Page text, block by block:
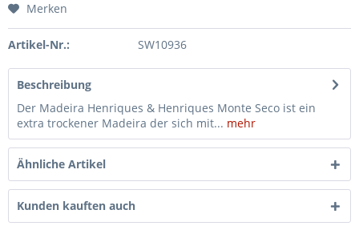
Merken
Artikel-Nr.: SW10936
Beschreibung
Der Madeira Henriques & Henriques Monte Seco ist ein
extra trockener Madeira der sich mit... mehr
Ähnliche Artikel
Kunden kauften auch